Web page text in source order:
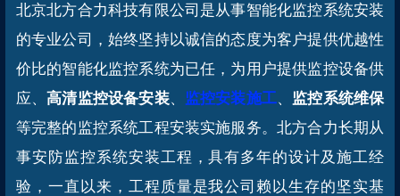
北京北方合力科技有限公司是从事智能化监控系统安装
的专业公司，始终坚持以诚信的态度为客户提供优越性
价比的智能化监控系统为已任，为用户提供监控设备供
应、高清监控设备安装、 监控安装施工、 监控系统维保
等完整的监控系统工程安装实施服务。北方合力长期从
事安防监控系统安装工程，具有多年的设计及施工经
验，一直以来，工程质量是我公司赖以生存的坚实基